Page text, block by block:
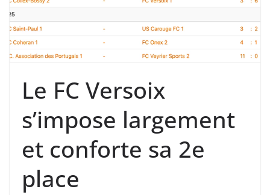
Le FC Versoix
s’impose largement
et conforte sa 2e
place